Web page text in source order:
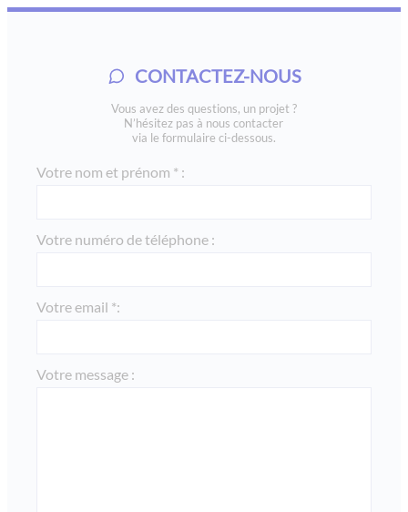
CONTACTEZ-NOUS
Vous avez des questions, un projet ?
N’hésitez pas à nous contacter
via le formulaire ci-dessous.
Votre nom et prénom * :
Votre numéro de téléphone :
Votre email *:
Votre message :